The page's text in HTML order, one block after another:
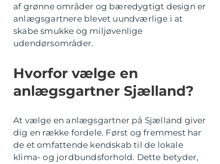
af grønne områder og bæredygtigt design er
anlægsgartnere blevet uundværlige i at
skabe smukke og miljøvenlige
udendørsområder.
Hvorfor vælge en
anlægsgartner Sjælland?
At vælge en anlægsgartner på Sjælland giver
dig en række fordele. Først og fremmest har
de et omfattende kendskab til de lokale
klima- og jordbundsforhold. Dette betyder,